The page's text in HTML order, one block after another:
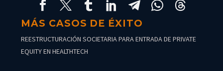
MÁS CASOS DE ÉXITO
REESTRUCTURACIÓN SOCIETARIA PARA ENTRADA DE PRIVATE
EQUITY EN HEALTHTECH